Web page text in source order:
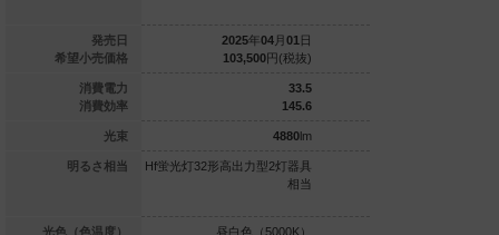
発売日
希望小売価格
消費電力
消費効率
光束
明るさ相当
光色（色温度）
円(税抜)
20.9
129.6
形2灯器具
白色（4000K）
2025年04 月 01 日
103,500円(税抜)
33.5
145.6
4880lm
Hf蛍光灯32形高出力型2灯器具
相当
昼白色（5000K）